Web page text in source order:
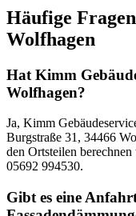
Häufige
Wolfhagen
Hat Kimm
Wolfhagen?
Ja, Kimm
Burgstraße 31, 34466
den Ortsteilen
05692 994530.
Gibt es eine